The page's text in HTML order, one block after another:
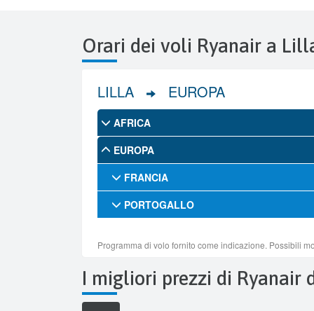
Orari dei voli Ryanair a
I migliori prezzi di Ryanair